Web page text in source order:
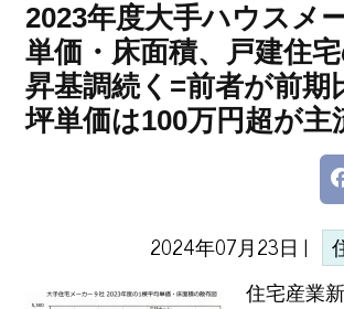
2023年度大手ハウスメ
単価・床面積、戸建住
昇基調続く=前者が前期
坪単価は100万円超が主
2024年07月23日 |
住宅産業